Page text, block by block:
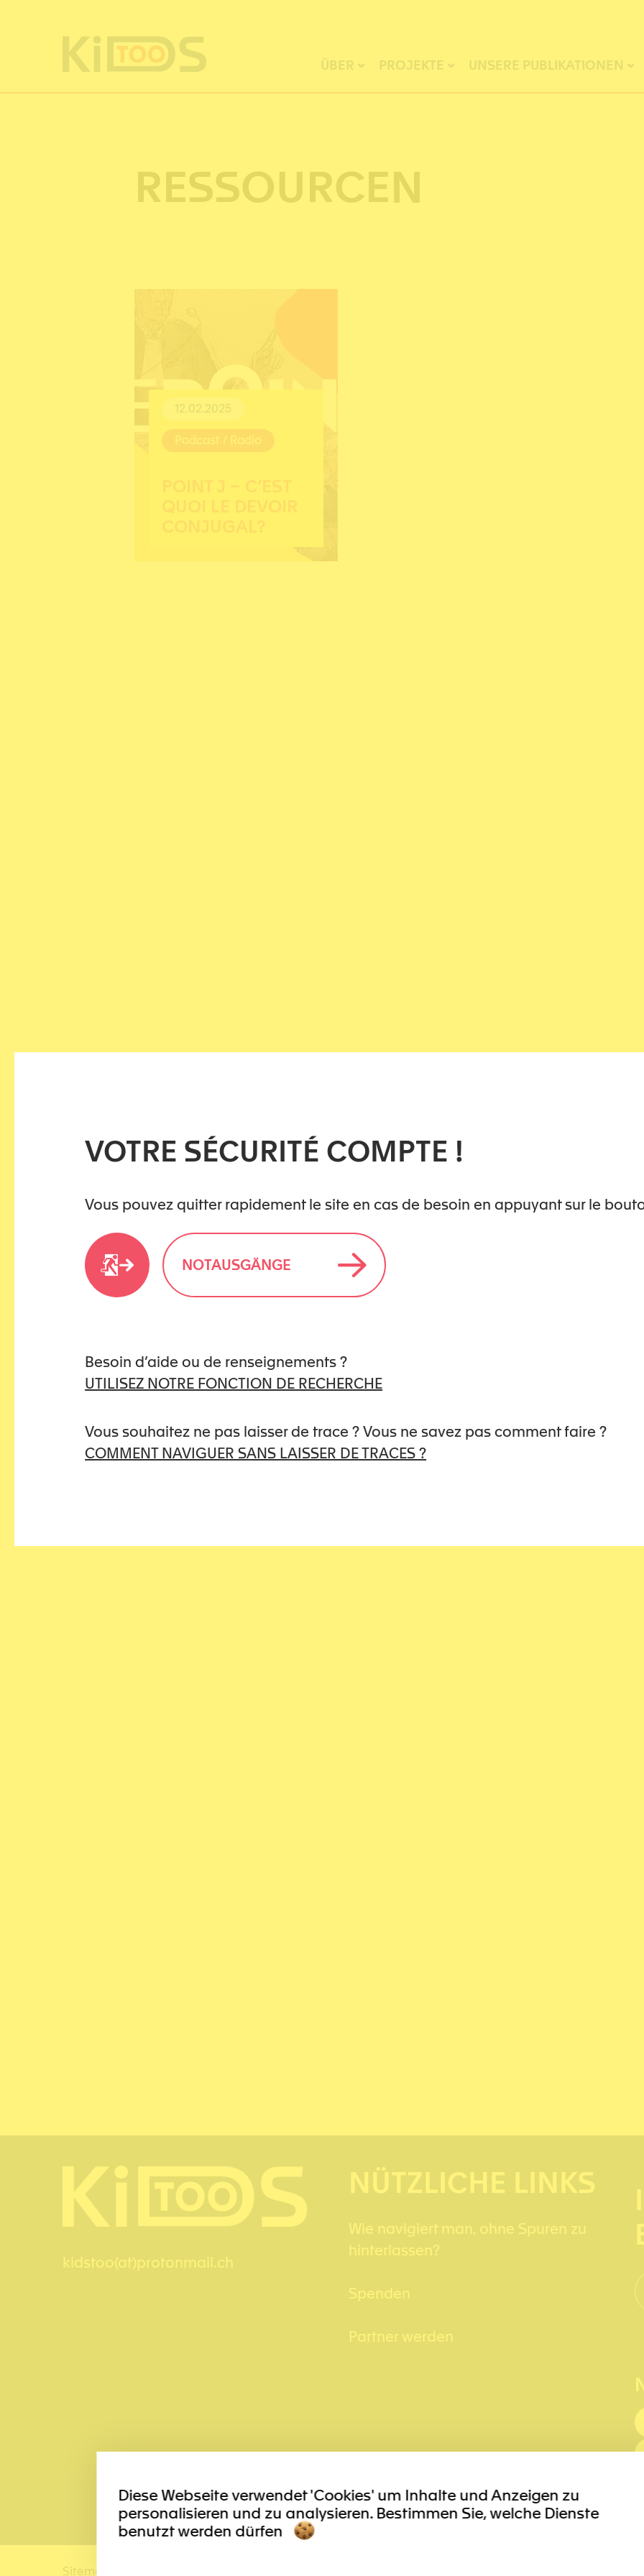
ÜBER PROJEKTE UNSERE PUBLIKATIONEN
VOTRE SÉCURITÉ COMPTE !
Vous pouvez quitter rapidement le site en cas de besoin en appuyant sur le
NOTAUSGÄNGE
Besoin d’aide ou de renseignements ?
UTILISEZ NOTRE FONCTION DE RECHERCHE
Vous souhaitez ne pas laisser de trace ? Vous ne savez pas comment faire ?
COMMENT NAVIGUER SANS LAISSER DE TRACES ?
RESSOURCEN
12.02.2025
kidstoo(at)protonmail.ch
NÜTZLICHE LINKS
Wie navigiert man, ohne Spuren zu
hinterlassen?
Spenden
Partner werden
Sitemap
Diese Webseite verwendet 'Cookies' um Inhalte und Anzeigen zu
personalisieren und zu analysieren. Bestimmen Sie, welche Dienste
benutzt werden dürfen